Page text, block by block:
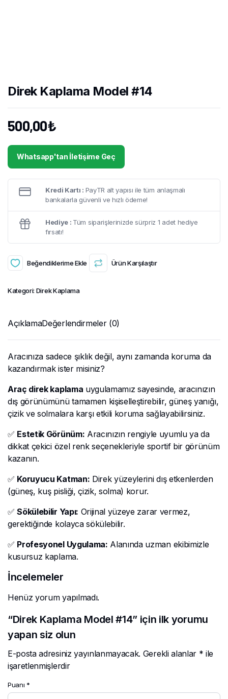
Direk Kaplama Model #14
500,00₺
Whatsapp'tan İletişime Geç
Kredi Kartı : PayTR alt yapısı ile tüm anlaşmalı
bankalarla güvenli ve hızlı ödeme!
Hediye : Tüm siparişlerinizde sürpriz 1 adet hediye
fırsatı!
Beğendiklerime Ekle Ürün Karşılaştır
Kategori: Direk Kaplama
AçıklamaDeğerlendirmeler (0)
Aracınıza sadece şıklık değil, aynı zamanda koruma da
kazandırmak ister misiniz?
Araç direk kaplama uygulamamız sayesinde, aracınızın
dış görünümünü tamamen kişiselleştirebilir, güneş yanığı,
çizik ve solmalara karşı etkili koruma sağlayabilirsiniz.
✅ Estetik Görünüm: Aracınızın rengiyle uyumlu ya da
dikkat çekici özel renk seçenekleriyle sportif bir görünüm
kazanın.
✅ Koruyucu Katman: Direk yüzeylerini dış etkenlerden
(güneş, kuş pisliği, çizik, solma) korur.
✅Sökülebilir Yapı: Orijinal yüzeye zarar vermez,
gerektiğinde kolayca sökülebilir.
✅ Profesyonel Uygulama: Alanında uzman ekibimizle
kusursuz kaplama.
İncelemeler
Henüz yorum yapılmadı.
“Direk Kaplama Model #14” için ilk yorumu
yapan siz olun
E-posta adresiniz yayınlanmayacak. Gerekli alanlar * ile
işaretlenmişlerdir
Puanı *